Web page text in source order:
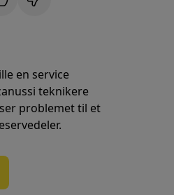
en service
teknikere
problemet til et